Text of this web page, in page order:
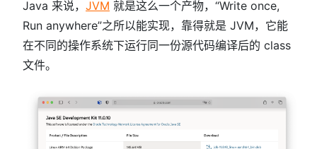
Java 来说， JVM 就是这么一个产物，“Write once,
Run anywhere”之所以能实现，靠得就是 JVM，它能
在不同的操作系统下运行同一份源代码编译后的 class
文件。